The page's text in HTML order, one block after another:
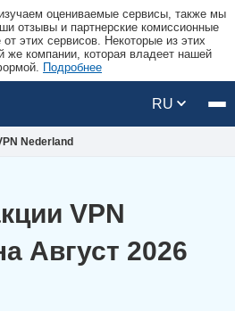
оцениваемые сервисы, также мы
отзывы и партнерские комиссионные
этих сервисов. Некоторые из этих
же компании, которая владеет нашей
Подробнее
RU
Nederland
VPN
Август 2026